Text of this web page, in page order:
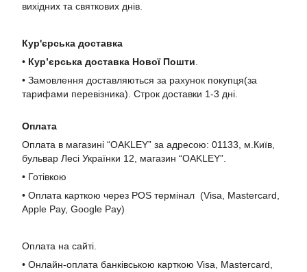
вихідних та святкових днів.
Кур'єрська доставка
• Кур’єрська доставка Нової Пошти
• Замовлення доставляються за рахунок покупця(за
тарифами перевізника). Строк доставки 1-3 дні.
Оплата
Оплата в магазині “OAKLEY” за адресою: 01133, м.Київ,
бульвар Лесі Українки 12, магазин “OAKLEY”.
• Готівкою
• Оплата карткою через POS термінал (Visa, Mastercard,
Apple Pay, Google Pay)
Оплата на сайті.
• Онлайн-оплата банківською карткою Visa, Mastercard,